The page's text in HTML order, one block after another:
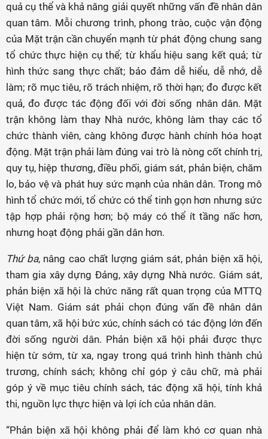
quả cụ thể và khả năng giải quyết những vấn đề nhân dân
quan tâm. Mỗi chương trình, phong trào, cuộc vận động
của Mặt trận cần chuyển mạnh từ phát động chung sang
tổ chức thực hiện cụ thể; từ khẩu hiệu sang kết quả; từ
hình thức sang thực chất; bảo đảm dễ hiểu, dễ nhớ, dễ
làm; rõ mục tiêu, rõ trách nhiệm, rõ thời hạn; đo được kết
quả, đo được tác động đối với đời sống nhân dân. Mặt
trận không làm thay Nhà nước, không làm thay các tổ
chức thành viên, càng không được hành chính hóa hoạt
động. Mặt trận phải làm đúng vai trò là nòng cốt chính trị,
quy tụ, hiệp thương, điều phối, giám sát, phản biện, chăm
lo, bảo vệ và phát huy sức mạnh của nhân dân. Trong mô
hình tổ chức mới, tổ chức có thể tinh gọn hơn nhưng sức
tập hợp phải rộng hơn; bộ máy có thể ít tầng nấc hơn,
nhưng hoạt động phải gần dân hơn.
Thứ ba, nâng cao chất lượng giám sát, phản biện xã hội,
tham gia xây dựng Đảng, xây dựng Nhà nước. Giám sát,
phản biện xã hội là chức năng rất quan trọng của MTTQ
Việt Nam. Giám sát phải chọn đúng vấn đề nhân dân
quan tâm, xã hội bức xúc, chính sách có tác động lớn đến
đời sống người dân. Phản biện xã hội phải được thực
hiện từ sớm, từ xa, ngay trong quá trình hình thành chủ
trương, chính sách; không chỉ góp ý câu chữ, mà phải
góp ý về mục tiêu chính sách, tác động xã hội, tính khả
thi, nguồn lực thực hiện và lợi ích của nhân dân.
“Phản biện xã hội không phải để làm khó cơ quan nhà